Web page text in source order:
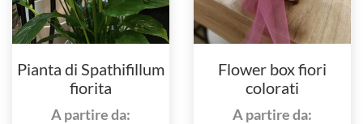
Pianta di Spathifillum
fiorita
A partire da:
Flower box fiori
colorati
A partire da: